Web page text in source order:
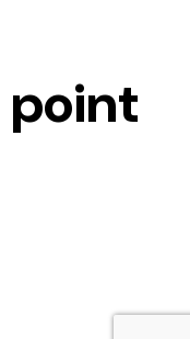
point